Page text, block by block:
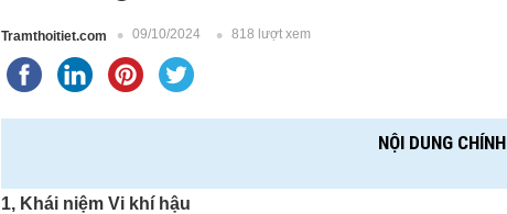
Tramthoitiet.com 09/10/2024 818 lượt xem
NỘI DUNG CHÍNH
1, Khái niệm Vi khí hậu